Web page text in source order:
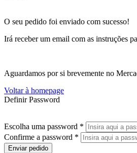
O seu pedido foi enviado com sucesso!
Irá receber um email com as instruções
Aguardamos por si brevemente no
Voltar à homepage
Definir Password
Escolha uma password *
Confirme a password *
Enviar pedido